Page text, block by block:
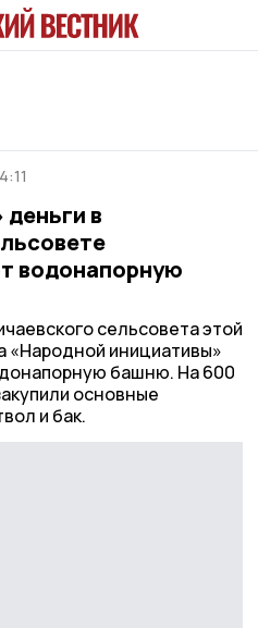
в
водонапорную
сельсовета этой
«Народной инициативы»
башню. На 600
основные
и бак.